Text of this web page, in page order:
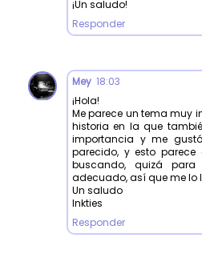
¡Un saludo!
Responder
Mey 18:03
¡Hola!
Me parece un tema muy
historia en la que
importancia y me
parecido, y esto
buscando, quizá
adecuado, así que me lo
Un saludo
Inkties
Responder